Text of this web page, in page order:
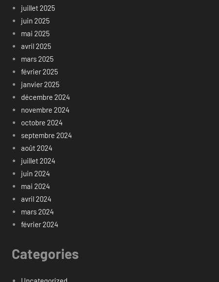
juillet 2025
juin 2025
mai 2025
avril 2025
mars 2025
février 2025
janvier 2025
décembre 2024
novembre 2024
octobre 2024
septembre 2024
août 2024
juillet 2024
juin 2024
mai 2024
avril 2024
mars 2024
février 2024
Categories